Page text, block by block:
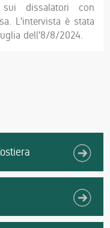
dissalatori con
L'intervista è stata
dell'8/8/2024.